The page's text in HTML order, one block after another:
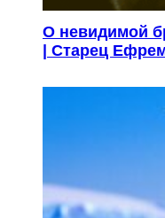
О невидимой
| Старец